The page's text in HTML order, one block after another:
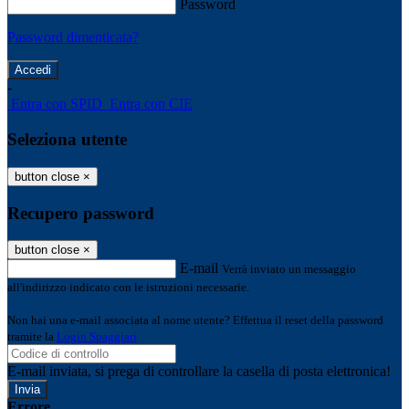
Password
Password dimenticata?
-
Entra con SPID Entra con CIE
Seleziona utente
button close ×
Recupero password
button close ×
E-mail Verrà inviato un messaggio
all'indirizzo indicato con le istruzioni necessarie.
Non hai una e-mail associata al nome utente? Effettua il reset della password
tramite la Login Spaggiari
E-mail inviata, si prega di controllare la casella di posta elettronica!